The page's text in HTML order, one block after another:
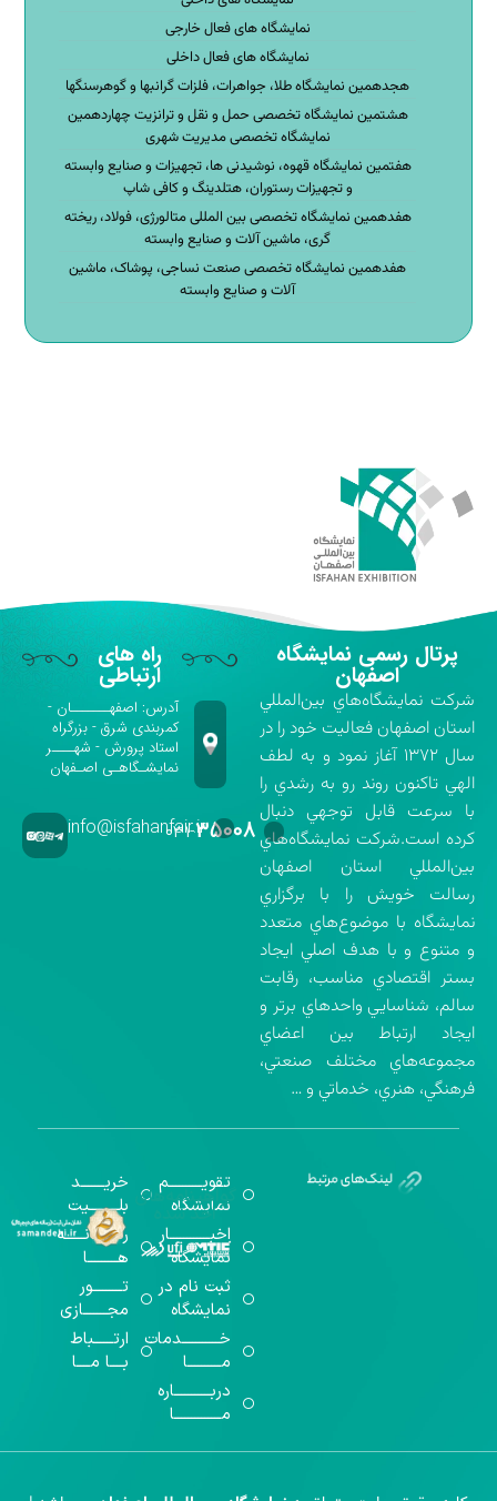
نمایشگاه های فعال خارجی
نمایشگاه های فعال داخلی
هجدهمین نمایشگاه طلا، جواهرات، فلزات گرانبها و گوهرسنگها
هشتمین نمایشگاه تخصصی حمل و نقل و ترانزیت چهاردهمین
نمایشگاه تخصصی مدیریت شهری
هفتمین نمایشگاه قهوه، نوشیدنی ها، تجهیزات و صنایع وابسته
و تجهیزات رستوران، هتلدینگ و کافی شاپ
هفدهمین نمایشگاه تخصصی بین المللی متالورژی، فولاد، ریخته
گری، ماشین آلات و صنایع وابسته
هفدهمین نمایشگاه تخصصی صنعت نساجی، پوشاک، ماشین
آلات و صنایع وابسته
پرتال رسمی نمایشگاه
اصفهان
شركت نمايشگاه‌هاي بين‌المللي
استان اصفهان فعاليت خود را در
سال ۱۳۷۲ آغاز نمود و به لطف
الهي تاكنون روند رو به رشدي را
با سرعت قابل توجهي دنبال
كرده است.شركت نمايشگاه‌هاي
بين‌المللي استان اصفهان
رسالت خويش را با برگزاري
نمايشگاه با موضوع‌هاي متعدد
و متنوع و با هدف اصلي ايجاد
بستر اقتصادي مناسب، رقابت
سالم، شناسايي واحدهاي برتر و
ايجاد ارتباط بين اعضاي
مجموعه‌هاي مختلف صنعتي،
فرهنگي، هنري، خدماتي و …
راه های
ارتباطی
آدرس: اصفهـــــــان -
کمربندی شرق - بزرگراه
استاد پرورش - شهــــر
نمایشـگاهـی اصـفهان
۰۳۱-۳۵۰۰۸info@isfahanfair.ir
تقویــــــــــم
نمایشگاه
اخبــــــــــــار
نمایشگاه
ثبت نام در
نمایشگاه
خـــــــــــدمات
مــــــــــا
دربـــــــــــاره
مــــــــــــــا
خریـــــــد
بلـــــــــیت
رســـــانــــــه
هـــــــــا
تـــــــــور
مجـــــــازی
ارتــــــباط
بــــا مــــا
گواهینامه‌های
اخذ شده